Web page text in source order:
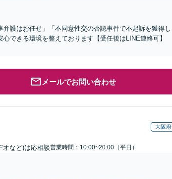
護はお任せ」「不同意性交の否認事件で不起訴を獲得し
できる環境を整えております【受任後はLINE連絡可】
メールでお問い合わせ
大阪府
オなど)は応相談営業時間：10:00~20:00（平日）